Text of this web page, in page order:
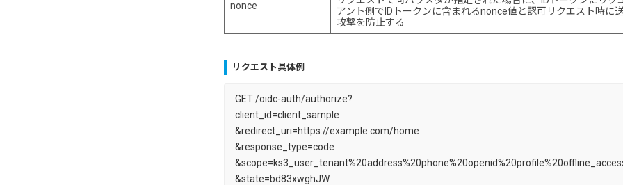
nonce
アント側でIDトークンに含まれるnonce値と認可リクエスト時
攻撃を防止する
リクエスト具体例
GET /oidc-auth/authorize?
client_id=client_sample
&redirect_uri=https://example.com/home
&response_type=code
&state=bd83xwghJW